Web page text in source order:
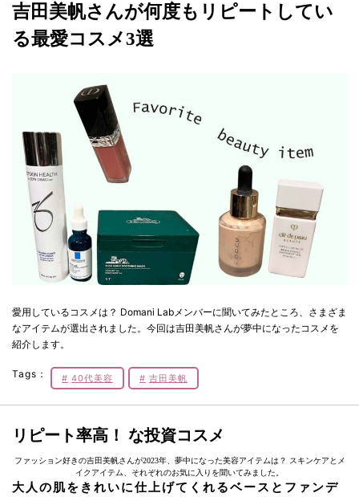
吉田美帆さんが何度もリピートしてい
る最愛コスメ3選
愛用しているコスメは？ Domani Labメンバーに聞いてみたところ、さまざま
なアイテムが選出されました。今回は吉田美帆さんが夢中になったコスメを
紹介します。
Tags： 40代美容 吉田美帆
リピート率高！ な投資コスメ
ファッション好きの吉田美帆さんが2023年、夢中になった美容アイテムは？ スキンケアとメ
イクアイテム、それぞれのお気に入りを聞いてみました。
大人の肌をきれいに仕上げてくれるベースとファンデ